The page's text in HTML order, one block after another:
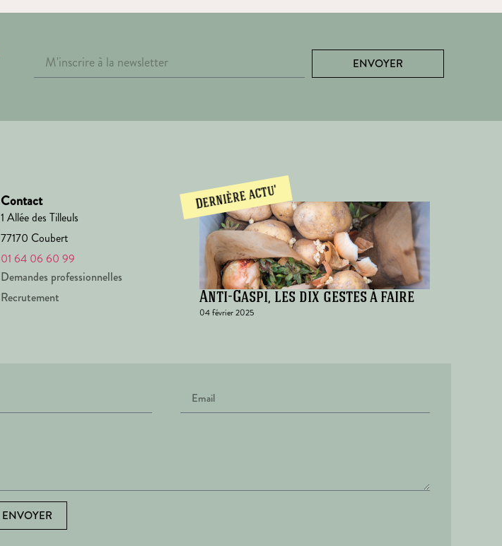
ENVOYER
Contact
1 Allée des Tilleuls
77170 Coubert
01 64 06 60 99
Demandes professionnelles
Recrutement
Anti-Gaspi, les dix gestes à faire
04 février 2025
Dernière actu'
ENVOYER